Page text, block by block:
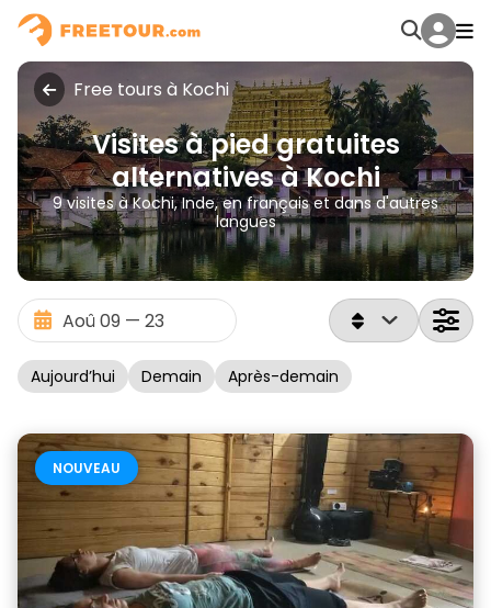
Free tours à Kochi
Visites à pied gratuites
alternatives à Kochi
9 visites à Kochi, Inde, en français et dans d'autres
langues
Aujourd’hui Demain Après-demain
NOUVEAU